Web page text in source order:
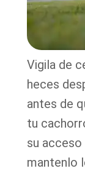
Vigila de
heces
antes de
tu
su
mantenlo